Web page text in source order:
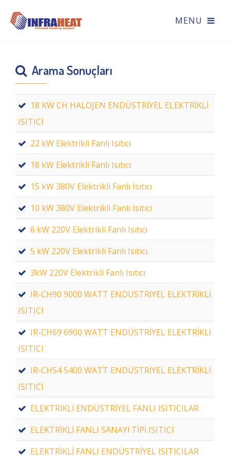
Arama Sonuçları
18 KW CH HALOJEN ENDÜSTRİYEL ELEKTRİKLİ
ISITICI
22 kW Elektrikli Fanlı Isıtıcı
18 kW Elektrikli Fanlı Isıtıcı
15 kW 380V Elektrikli Fanlı Isıtıcı
10 kW 380V Elektrikli Fanlı Isıtıcı
6 kW 220V Elektrikli Fanlı Isıtıcı
5 kW 220V Elektrikli Fanlı Isıtıcı.
3kW 220V Elektrikli Fanlı Isıtıcı
IR-CH90 9000 WATT ENDÜSTRİYEL ELEKTRİKLİ
ISITICI
IR-CH69 6900 WATT ENDÜSTRİYEL ELEKTRİKLİ
ISITICI
IR-CH54 5400 WATT ENDÜSTRİYEL ELEKTRİKLİ
ISITICI
ELEKTRİKLİ ENDÜSTRİYEL FANLI ISITICILAR
ELEKTRİKLİ FANLI SANAYİ TİPİ ISITICI
ELEKTRİKLİ FANLI ENDÜSTRİYEL ISITICILAR